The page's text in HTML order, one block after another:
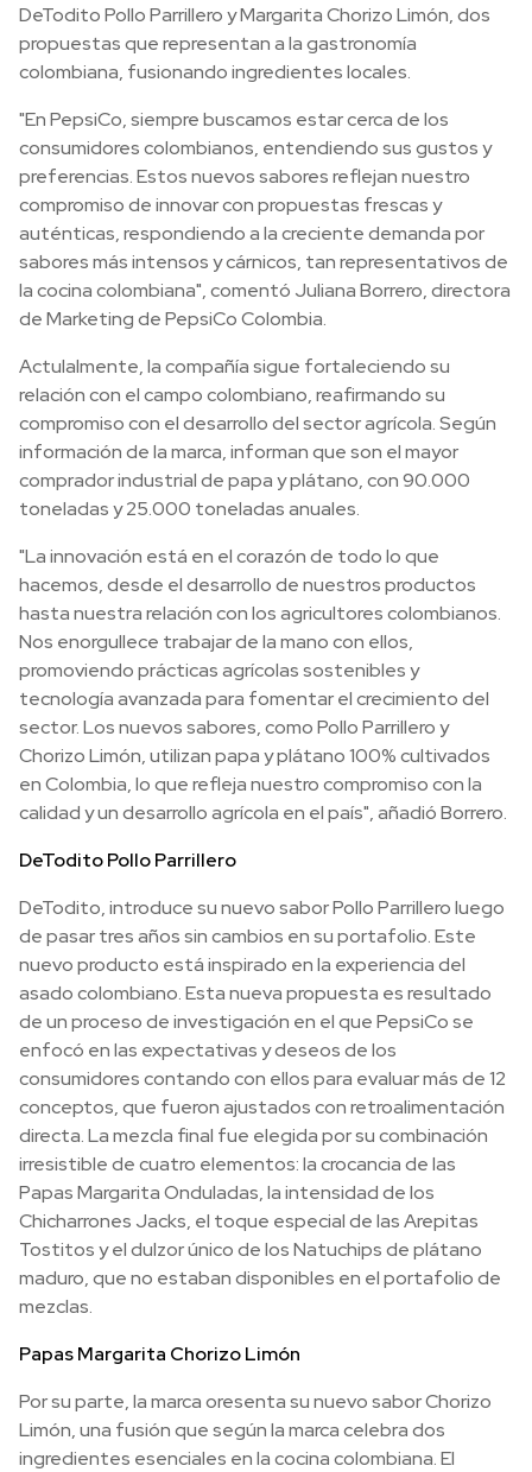
DeTodito Pollo Parrillero y Margarita Chorizo Limón, dos
propuestas que representan a la gastronomía
colombiana, fusionando ingredientes locales.
"En PepsiCo, siempre buscamos estar cerca de los
consumidores colombianos, entendiendo sus gustos y
preferencias. Estos nuevos sabores reflejan nuestro
compromiso de innovar con propuestas frescas y
auténticas, respondiendo a la creciente demanda por
sabores más intensos y cárnicos, tan representativos de
la cocina colombiana", comentó Juliana Borrero, directora
de Marketing de PepsiCo Colombia.
Actulalmente, la compañía sigue fortaleciendo su
relación con el campo colombiano, reafirmando su
compromiso con el desarrollo del sector agrícola. Según
información de la marca, informan que son el mayor
comprador industrial de papa y plátano, con 90.000
toneladas y 25.000 toneladas anuales.
"La innovación está en el corazón de todo lo que
hacemos, desde el desarrollo de nuestros productos
hasta nuestra relación con los agricultores colombianos.
Nos enorgullece trabajar de la mano con ellos,
promoviendo prácticas agrícolas sostenibles y
tecnología avanzada para fomentar el crecimiento del
sector. Los nuevos sabores, como Pollo Parrillero y
Chorizo Limón, utilizan papa y plátano 100% cultivados
en Colombia, lo que refleja nuestro compromiso con la
calidad y un desarrollo agrícola en el país", añadió Borrero.
DeTodito Pollo Parrillero
DeTodito, introduce su nuevo sabor Pollo Parrillero luego
de pasar tres años sin cambios en su portafolio. Este
nuevo producto está inspirado en la experiencia del
asado colombiano. Esta nueva propuesta es resultado
de un proceso de investigación en el que PepsiCo se
enfocó en las expectativas y deseos de los
consumidores contando con ellos para evaluar más de 12
conceptos, que fueron ajustados con retroalimentación
directa. La mezcla final fue elegida por su combinación
irresistible de cuatro elementos: la crocancia de las
Papas Margarita Onduladas, la intensidad de los
Chicharrones Jacks, el toque especial de las Arepitas
Tostitos y el dulzor único de los Natuchips de plátano
maduro, que no estaban disponibles en el portafolio de
mezclas.
Papas Margarita Chorizo Limón
Por su parte, la marca oresenta su nuevo sabor Chorizo
Limón, una fusión que según la marca celebra dos
ingredientes esenciales en la cocina colombiana. El